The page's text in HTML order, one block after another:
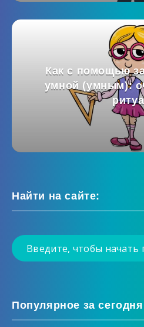
Как с помощью
умной (умным):
Найти на сайте:
Популярное за сегодня